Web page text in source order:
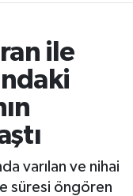
ile
varılan ve nihai
süresi öngören